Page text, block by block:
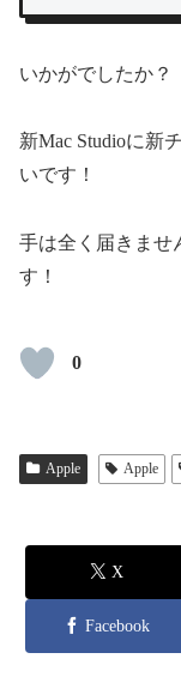
いかがでしたか？
新Mac Studioに新
いです！
手は全く届きませ
す！
0
Apple Apple
X
Facebook